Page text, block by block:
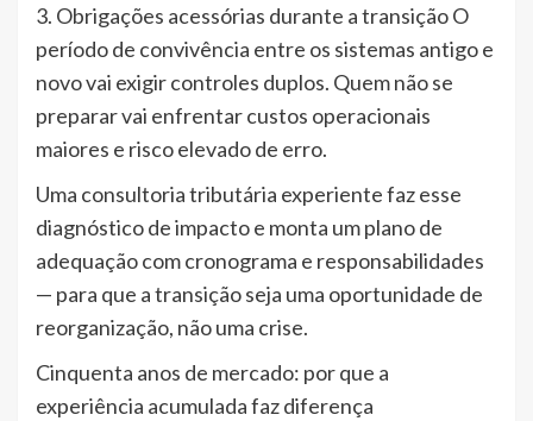
3. Obrigações acessórias durante a transição O
período de convivência entre os sistemas antigo e
novo vai exigir controles duplos. Quem não se
preparar vai enfrentar custos operacionais
maiores e risco elevado de erro.
Uma consultoria tributária experiente faz esse
diagnóstico de impacto e monta um plano de
adequação com cronograma e responsabilidades
— para que a transição seja uma oportunidade de
reorganização, não uma crise.
Cinquenta anos de mercado: por que a
experiência acumulada faz diferença